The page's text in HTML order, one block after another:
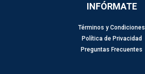
INFÓRMATE
Términos y Condiciones
Política de Privacidad
Preguntas Frecuentes